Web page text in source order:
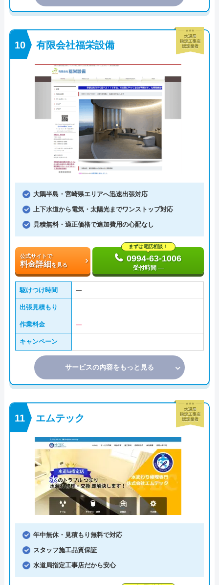
有限会社福栄設備
大隅半島・宮崎県エリアへ迅速出張対応
上下水道から電気・太陽光までワンストップ対応
見積無料・適正価格で追加費用の心配なし
公式サイトで
料金詳細を見る
まずは電話相談！
0994-63-1006
受付時間 ―
駆けつけ時間 ―
出張見積もり
作業料金 ―
キャンペーン
サービスの内容をもっと見る
エムテック
年中無休・見積もり無料で対応
スタッフ施工品質保証
水道局指定工事店だから安心